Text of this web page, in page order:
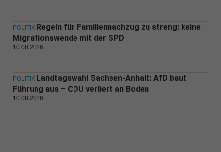
POLITIK Regeln für Familiennachzug zu streng: keine
Migrationswende mit der SPD
10.08.2026
POLITIK Landtagswahl Sachsen-Anhalt: AfD baut
Führung aus – CDU verliert an Boden
10.08.2026